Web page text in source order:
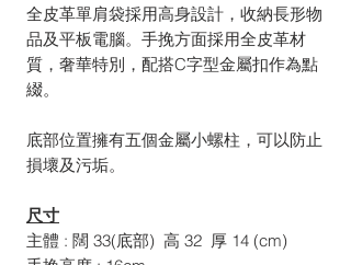
全皮革單肩袋採用高身設計，收納長形物
品及平板電腦。手挽方面採用全皮革材
質，奢華特別，配搭C字型金屬扣作為點
綴。
底部位置擁有五個金屬小螺柱，可以防止
損壞及污垢。
尺寸
主體 : 闊 33(底部) 高 32 厚 14 (cm)